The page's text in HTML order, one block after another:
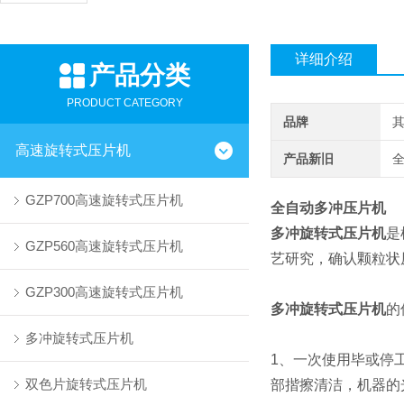
产品分类
PRODUCT CATEGORY
高速旋转式压片机
GZP700高速旋转式压片机
GZP560高速旋转式压片机
GZP300高速旋转式压片机
多冲旋转式压片机
双色片旋转式压片机
详细介绍
品牌
产品新旧
全自动多冲压片机
多冲旋转式压片机是
艺研究，确认颗粒
多冲旋转式压片机的
1、一次使用毕或停
部揩擦清洁，机器